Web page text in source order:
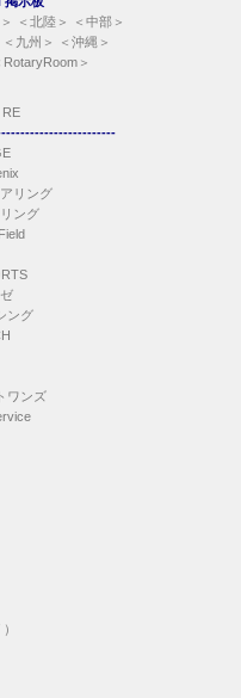
＞ ＜ 北陸 ＞ ＜ 中部 ＞
＜ 九州 ＞ ＜ 沖縄＞
RotaryRoom ＞
リング
ング
ング
ワンズ
）